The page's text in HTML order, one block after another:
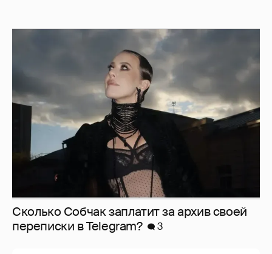
Сколько Собчак заплатит за архив своей
перeписки в Telegram?
3